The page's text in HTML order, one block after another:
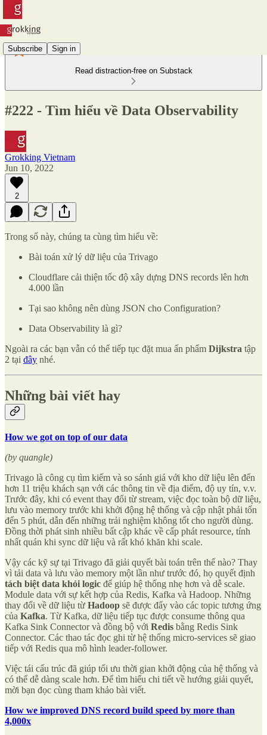
Subscribe Sign in
Read distraction-free on Substack
#222 - Tìm hiểu về Data Observability
Grokking Vietnam
Jun 10, 2022
2
Trong số này, chúng ta cùng tìm hiểu về:
Bài toán xử lý dữ liệu của Trivago
Cloudflare cải thiện tốc độ xây dựng DNS records lên hơn
4.000 lần
Tại sao không nên dùng JSON cho Configuration?
Data Observability là gì?
Ngoài ra các bạn vẫn có thể tiếp tục đặt mua ấn phẩm Dijkstra tập
2 tại đây nhé.
Những bài viết hay
How we got on top of our data
(by quangle)
Trivago là công cụ tìm kiếm và so sánh giá với kho dữ liệu lên đến
hơn 11 triệu khách sạn với các thông tin về địa điểm, độ uy tín, v.v.
Trước đây, khi có event thay đổi từ stream, việc đọc toàn bộ dữ liệu,
lưu vào memory trước khi khởi động hệ thống và cập nhật phải tốn
đến 5 phút, dẫn đến những trải nghiệm không tốt cho người dùng.
Đồng thời phát sinh nhiều bất cập khác về cấp phát resource, tính
nhất quán khi sync dữ liệu và rất khó khăn khi scale.
Vậy các kỹ sự tại Trivago đã giải quyết bài toán trên thế nào? Thay
vì tải data và lưu vào memory một lần như trước đó, họ quyết định
tách biệt data khỏi logic để giúp hệ thống nhẹ hơn và dễ scale.
Module data với sự kết hợp của Redis, Kafka và Hadoop. Những
thay đổi về dữ liệu từ Hadoop sẽ được đẩy vào các topic tương ứng
của Kafka. Từ Kafka, dữ liệu tiếp tục được consume thông qua
Kafka Sink Connector và đồng bộ với Redis bằng Redis Sink
Connector. Các thao tác đọc ghi từ hệ thống micro-services sẽ giao
tiếp với Redis qua mô hình leader-follower.
Việc tái cấu trúc đã giúp tối ưu thời gian khởi động của hệ thống và
có thể dễ dàng scale hơn. Để tìm hiểu chi tiết về hướng giải quyết,
mời bạn đọc cùng tham khảo bài viết.
How we improved DNS record build speed by more than
4,000x